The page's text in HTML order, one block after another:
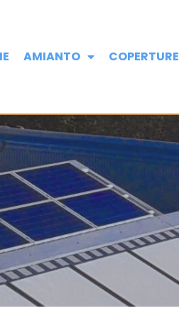
AMIANTO COPERTURE